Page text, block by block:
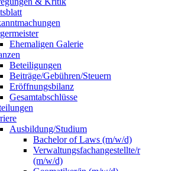
Ehemaligen Galerie
Beteiligungen
Beiträge/Gebühren/Steuern
Eröffnungsbilanz
Gesamtabschlüsse
Ausbildung/Studium
Bachelor of Laws (m/w/d)
Verwaltungsfachangestellte/r
(m/w/d)